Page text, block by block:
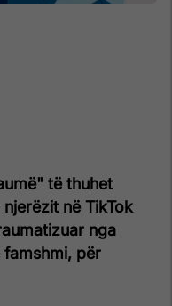
të thuhet
në TikTok
nga
për